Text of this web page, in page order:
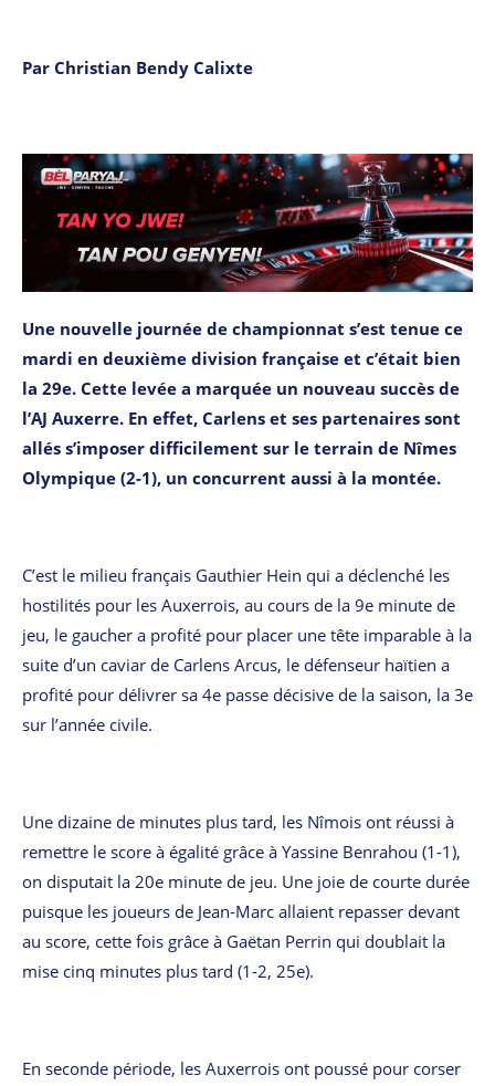
Par Christian Bendy Calixte
Une nouvelle journée de championnat s’est tenue ce
mardi en deuxième division française et c’était bien
la 29e. Cette levée a marquée un nouveau succès de
l’AJ Auxerre. En effet, Carlens et ses partenaires sont
allés s’imposer difficilement sur le terrain de Nîmes
Olympique (2-1), un concurrent aussi à la montée.
C’est le milieu français Gauthier Hein qui a déclenché les
hostilités pour les Auxerrois, au cours de la 9e minute de
jeu, le gaucher a profité pour placer une tête imparable à la
suite d’un caviar de Carlens Arcus, le défenseur haïtien a
profité pour délivrer sa 4e passe décisive de la saison, la 3e
sur l’année civile.
Une dizaine de minutes plus tard, les Nîmois ont réussi à
remettre le score à égalité grâce à Yassine Benrahou (1-1),
on disputait la 20e minute de jeu. Une joie de courte durée
puisque les joueurs de Jean-Marc allaient repasser devant
au score, cette fois grâce à Gaëtan Perrin qui doublait la
mise cinq minutes plus tard (1-2, 25e).
En seconde période, les Auxerrois ont poussé pour corser